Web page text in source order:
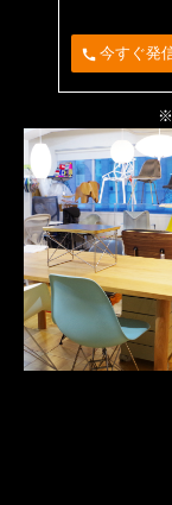
call 今すぐ発
※